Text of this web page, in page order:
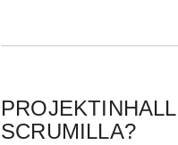
SCRUMILLA?